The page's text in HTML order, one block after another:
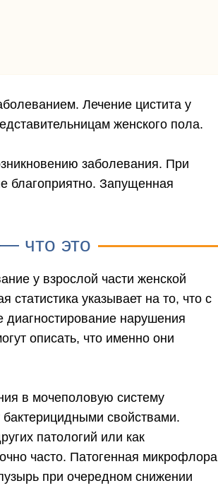
Лечение цистита у
женского пола.
заболевания. При
благоприятно. Запущенная
что это
у взрослой части женской
указывает на то, что с
диагностирование нарушения
описать, что именно они
в мочеполовую систему
свойствами.
патологий или как
часто. Патогенная микрофлора
при очередном снижении